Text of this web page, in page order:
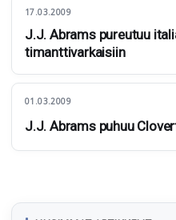
17.03.2009
J.J. Abrams pureutuu
timanttivarkaisiin
01.03.2009
J.J. Abrams puhuu